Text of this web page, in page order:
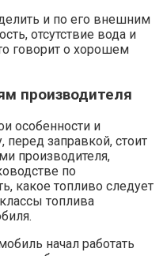
и по его внешним
отсутствие вода и
говорит о хорошем
производителя
особенности и
перед заправкой, стоит
производителя,
по
какое топливо следует
топлива
начал работать